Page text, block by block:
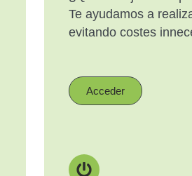
Te ayudamos a
evitando costes
Acceder